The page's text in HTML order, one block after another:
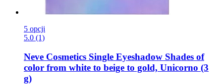
5 opcji
5.0 (1)
Neve Cosmetics Single Eyeshadow Shades of
color from white to beige to gold, Unicorno (3
g)